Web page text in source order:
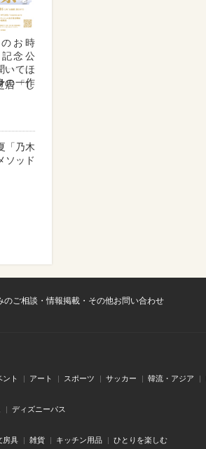
お時
念公
いてほ
の一作
居「し
「乃木
ソッド
のご相談・情報掲載・その他お問い合わせ
ント アート スポーツ サッカー 韓流・アジア
ディズニーパス
房具 雑貨 キッチン用品 ひとりを楽しむ